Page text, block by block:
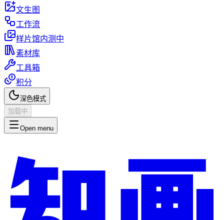
文生图
工作流
样片馆内测中
素材库
工具箱
积分
深色模式
加载中
Open menu